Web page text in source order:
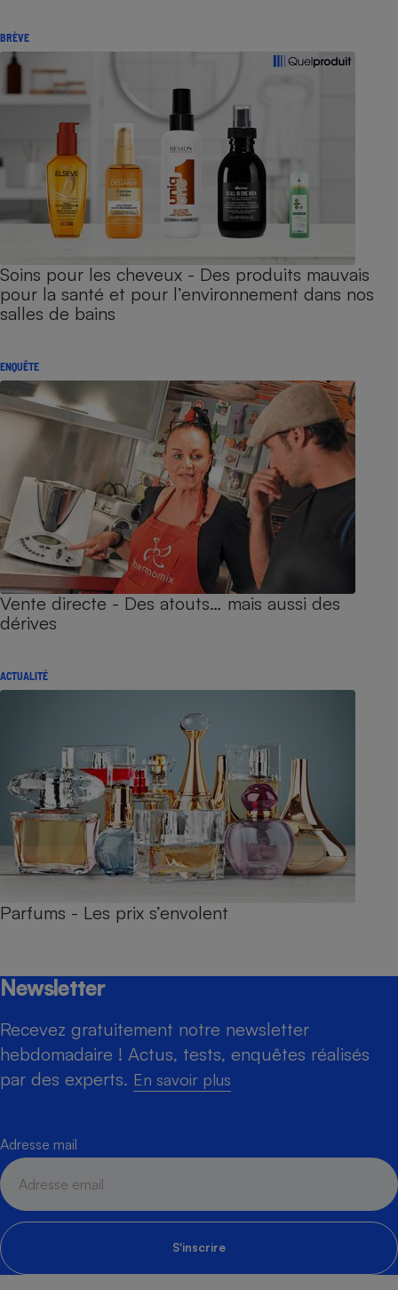
BRÈVE
Soins pour les cheveux - Des produits mauvais
pour la santé et pour l’environnement dans nos
salles de bains
ENQUÊTE
Vente directe - Des atouts… mais aussi des
dérives
ACTUALITÉ
Parfums - Les prix s’envolent
Newsletter
Recevez gratuitement notre newsletter
hebdomadaire ! Actus, tests, enquêtes réalisés
par des experts. En savoir plus
Adresse mail
S'inscrire